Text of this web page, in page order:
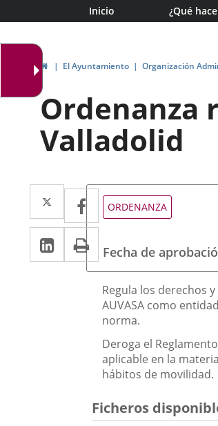
Inicio ¿Qué
InicioEl Ayuntamiento Organización
Ordenanza
Valladolid
Twitter
Enlace
a
una
aplicación
externa.
Facebook
Enlace
a
una
aplicación
externa.
LinkedIn
Enlace
a
aplicación
externa.
Tipo
de
ORDENANZA
Fecha de
Descripción
Regula los derechos
AUVASA como
norma.
Deroga el
aplicable en la
hábitos de movilidad.
Ficheros